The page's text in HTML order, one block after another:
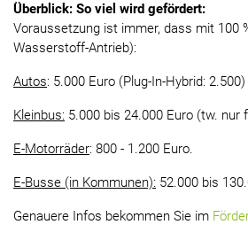
Überblick: So viel wird gefördert:
Voraussetzung ist immer, dass mit 100
Wasserstoff-Antrieb):
Autos: 5.000 Euro (Plug-In-Hybrid: 2.500)
Kleinbus: 5.000 bis 24.000 Euro (tw. nur
E-Motorräder: 800 - 1.200 Euro.
E-Busse (in Kommunen): 52.000 bis
Genauere Infos bekommen Sie im